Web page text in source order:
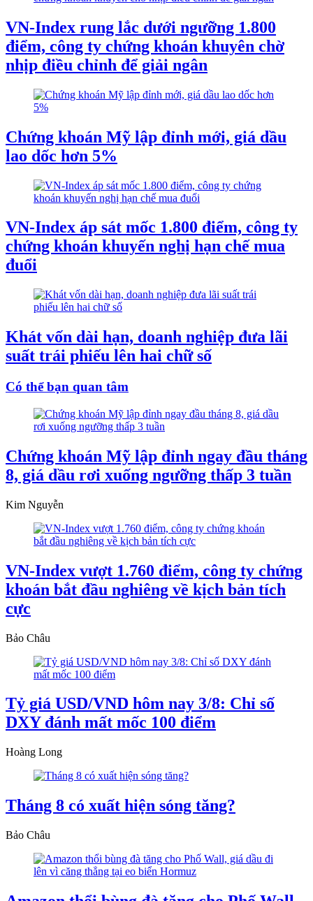
VN-Index rung lắc dưới ngưỡng 1.800
điểm, công ty chứng khoán khuyên chờ
nhịp điều chỉnh để giải ngân
Chứng khoán Mỹ lập đỉnh mới, giá dầu
lao dốc hơn 5%
VN-Index áp sát mốc 1.800 điểm, công ty
chứng khoán khuyến nghị hạn chế mua
đuổi
Khát vốn dài hạn, doanh nghiệp đưa lãi
suất trái phiếu lên hai chữ số
Có thể bạn quan tâm
Chứng khoán Mỹ lập đỉnh ngay đầu tháng
8, giá dầu rơi xuống ngưỡng thấp 3 tuần
Kim Nguyễn
VN-Index vượt 1.760 điểm, công ty chứng
khoán bắt đầu nghiêng về kịch bản tích
cực
Bảo Châu
Tỷ giá USD/VND hôm nay 3/8: Chỉ số
DXY đánh mất mốc 100 điểm
Hoàng Long
Tháng 8 có xuất hiện sóng tăng?
Bảo Châu